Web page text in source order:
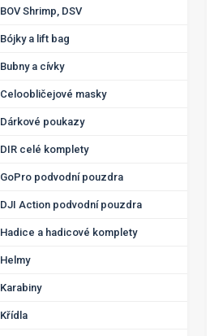
BOV Shrimp, DSV
Bójky a lift bag
Bubny a cívky
Celoobličejové masky
Dárkové poukazy
DIR celé komplety
GoPro podvodní pouzdra
DJI Action podvodní pouzdra
Hadice a hadicové komplety
Helmy
Karabiny
Křídla